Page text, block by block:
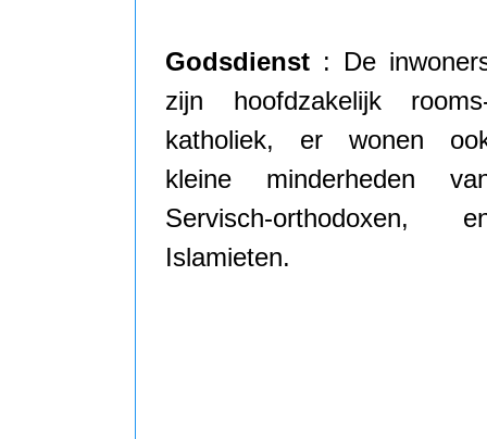
Godsdienst : De
zijn hoofdzakelijk
katholiek, er wonen
kleine minderheden
Servisch-orthodoxen,
Islamieten.